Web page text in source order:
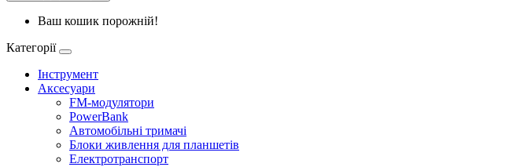
Ваш кошик порожній!
Категорії
Інструмент
Аксесуари
FM-модулятори
PowerBank
Автомобільні тримачі
Блоки живлення для планшетів
Електротранспорт